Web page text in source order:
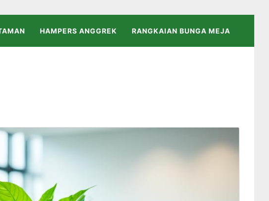
HAMPERS ANGGREK RANGKAIAN BUNGA MEJA